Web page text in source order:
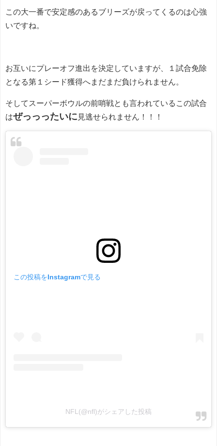
この大一番で安定感のあるブリーズが戻ってくるのは心強
いですね。
お互いにプレーオフ進出を決定していますが、１試合免除
となる第１シード獲得へまだまだ負けられません。
そしてスーパーボウルの前哨戦とも言われているこの試合
はぜっっったいに 見逃せられません！！！
この投稿をInstagramで見る
NFL(@nfl)がシェアした投稿